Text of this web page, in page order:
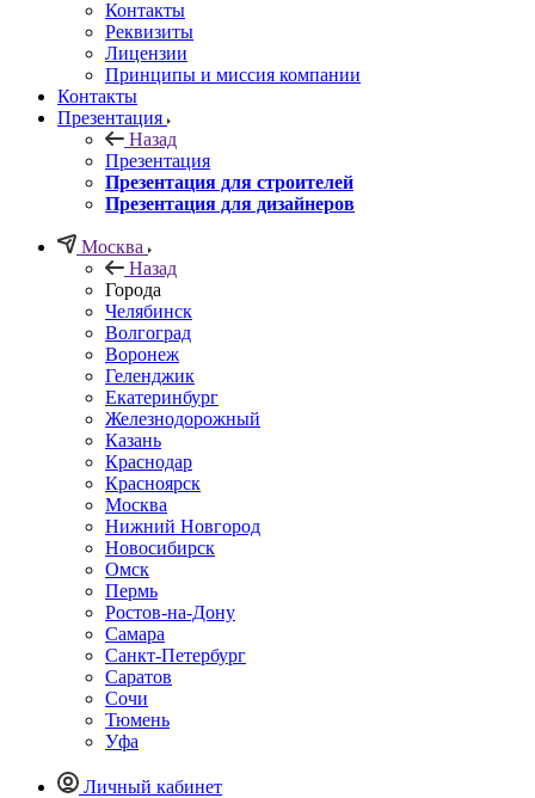
Контакты
Реквизиты
Лицензии
Принципы и миссия компании
Контакты
Презентация
Назад
Презентация
Презентация для строителей
Презентация для дизайнеров
Москва
Назад
Города
Челябинск
Волгоград
Воронеж
Геленджик
Екатеринбург
Железнодорожный
Казань
Краснодар
Красноярск
Москва
Нижний Новгород
Новосибирск
Омск
Пермь
Ростов-на-Дону
Самара
Санкт-Петербург
Саратов
Сочи
Тюмень
Уфа
Личный кабинет